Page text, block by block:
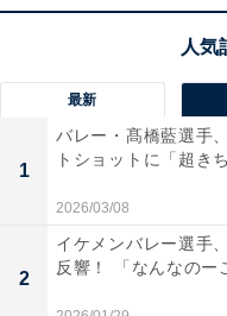
最新
1
バレー・髙橋藍選手
トショットに「超き
2026/03/08
2
イケメンバレー選手
反響！ 「なんなのー